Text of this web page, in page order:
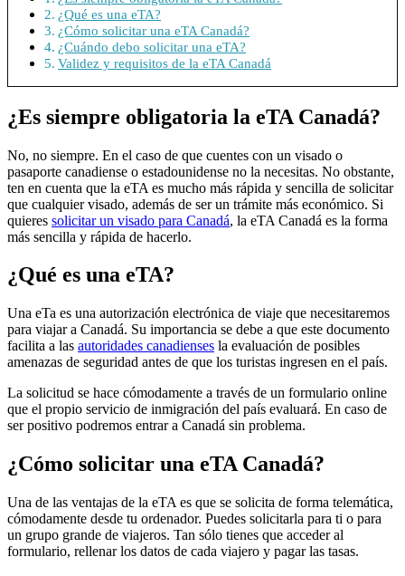
¿Qué es una eTA?
¿Cómo solicitar una eTA Canadá?
¿Cuándo debo solicitar una eTA?
Validez y requisitos de la eTA Canadá
¿Es siempre obligatoria la eTA Canadá?
No, no siempre. En el caso de que cuentes con un visado o
pasaporte canadiense o estadounidense no la necesitas. No obstante,
ten en cuenta que la eTA es mucho más rápida y sencilla de solicitar
que cualquier visado, además de ser un trámite más económico. Si
quieres solicitar un visado para Canadá, la eTA Canadá es la forma
más sencilla y rápida de hacerlo.
¿Qué es una eTA?
Una eTa es una autorización electrónica de viaje que necesitaremos
para viajar a Canadá. Su importancia se debe a que este documento
facilita a las autoridades canadienses la evaluación de posibles
amenazas de seguridad antes de que los turistas ingresen en el país.
La solicitud se hace cómodamente a través de un formulario online
que el propio servicio de inmigración del país evaluará. En caso de
ser positivo podremos entrar a Canadá sin problema.
¿Cómo solicitar una eTA Canadá?
Una de las ventajas de la eTA es que se solicita de forma telemática,
cómodamente desde tu ordenador. Puedes solicitarla para ti o para
un grupo grande de viajeros. Tan sólo tienes que acceder al
formulario, rellenar los datos de cada viajero y pagar las tasas.